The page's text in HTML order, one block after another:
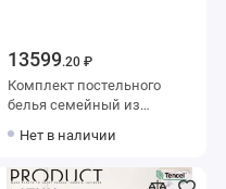
13599.20 ₽
Комплект постельного
белья семейный из
50х70 2 шт и с
Цветы Retrouyt
Нет в наличии